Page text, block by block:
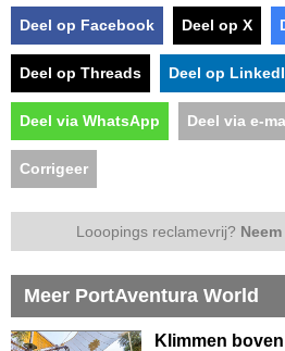
Deel op Facebook Deel op X
Deel op Threads Deel op
Deel via WhatsApp Deel via e-
Corrigeer
Looopings reclamevrij?
Meer PortAventura World
Klimmen